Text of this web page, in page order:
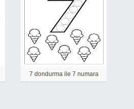
7 dondurma ile 7 numara